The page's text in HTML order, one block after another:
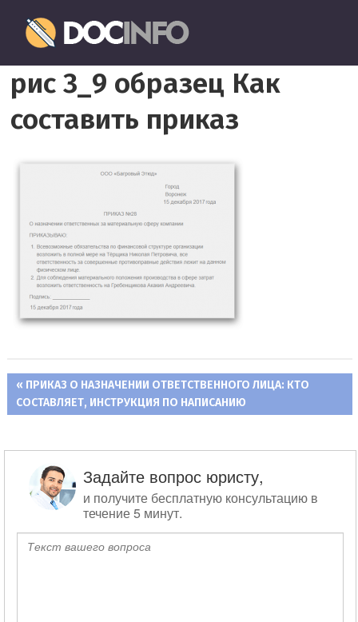
перейти
к
содержимому
оформление
и
заполнение
документов
рис 3_9 образец Как
составить приказ
Навигация
записям
ПРЕДЫДУЩАЯ
ЗАПИСЬ:
ПРИКАЗ О НАЗНАЧЕНИИ ОТВЕТСТВЕННОГО ЛИЦА: КТО
СОСТАВЛЯЕТ, ИНСТРУКЦИЯ ПО НАПИСАНИЮ